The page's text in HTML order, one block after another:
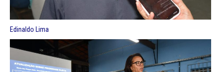
Edinaldo Lima